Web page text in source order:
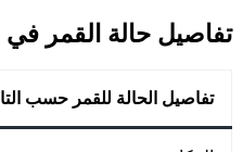
تفاصيل حالة القمر في الأحد، 12
تفاصيل الحالة للقمر حسب